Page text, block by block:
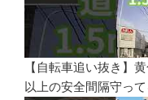
【自転車追い抜き】
以上の安全間隔守っ